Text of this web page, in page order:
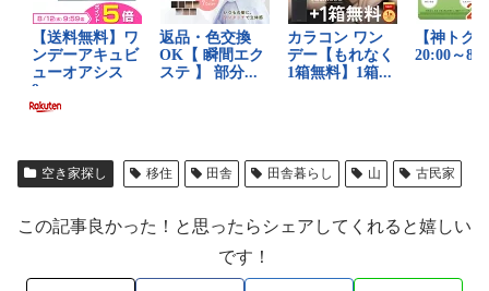
空き家探し 移住 田舎 田舎暮らし 山 古民家
この記事良かった！と思ったらシェアしてくれると嬉しい
です！